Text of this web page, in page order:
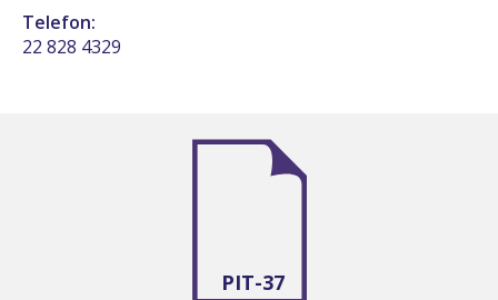
Telefon:
22 828 4329
PIT-37